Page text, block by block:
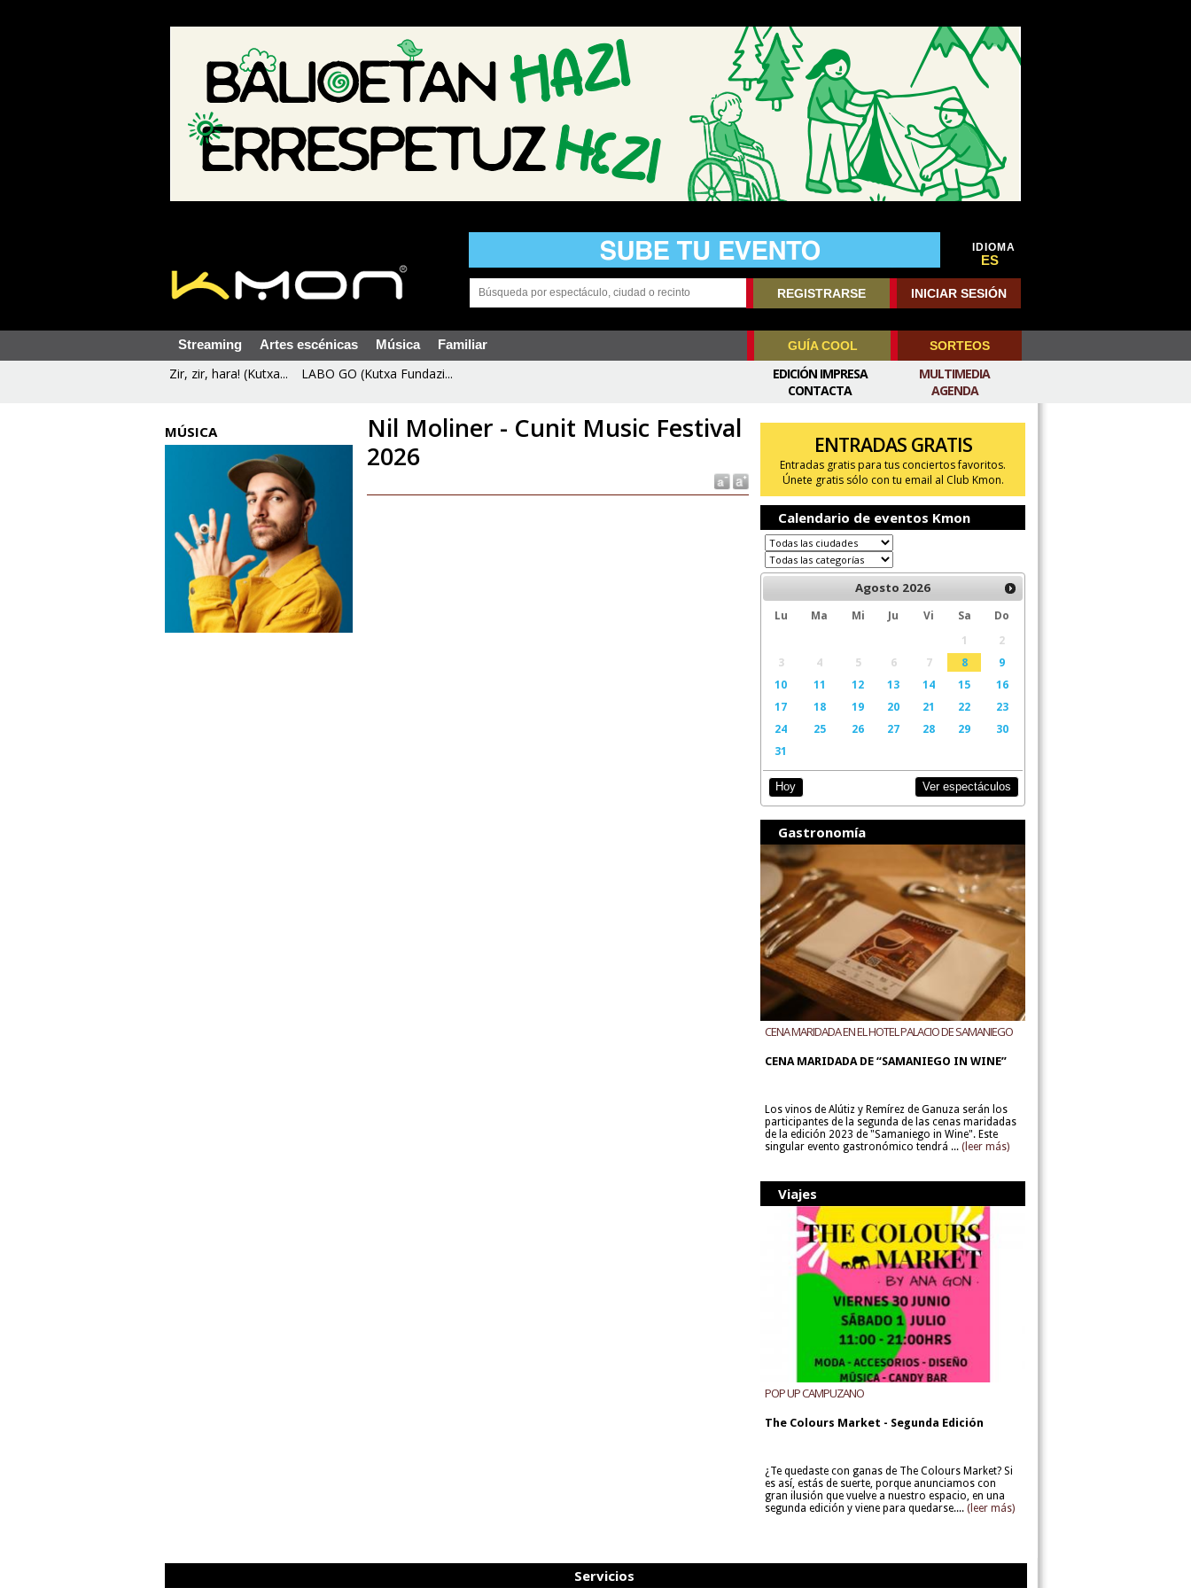
IDIOMA
ES
REGISTRARSE INICIAR SESIÓN
Streaming Artes escénicas Música Familiar GUÍA COOL SORTEOS
Zir, zir, hara! (Kutxa... LABO GO (Kutxa Fundazi...
MULTIMEDIA
AGENDA
EDICIÓN IMPRESA
CONTACTA
MÚSICA
Nil Moliner - Cunit Music Festival
2026
ENTRADAS GRATIS
Entradas gratis para tus conciertos favoritos.
Únete gratis sólo con tu email al Club Kmon.
Calendario de eventos Kmon
Agosto 2026
Lu Ma Mi Ju Vi Sa
Do
1
2
3
4 5 6 7 8
9
10
11 12 13 14 15
16
17
18 19 20 21 22
23
24
25 26 27 28 29
30
31
Hoy Ver espectáculos
Gastronomía
CENA MARIDADA EN EL HOTEL PALACIO DE SAMANIEGO
CENA MARIDADA DE “SAMANIEGO IN WINE”
Los vinos de Alútiz y Remírez de Ganuza serán los
participantes de la segunda de las cenas maridadas
de la edición 2023 de "Samaniego in Wine". Este
singular evento gastronómico tendrá ... (leer más)
Viajes
POP UP CAMPUZANO
The Colours Market - Segunda Edición
¿Te quedaste con ganas de The Colours Market? Si
es así, estás de suerte, porque anunciamos con
gran ilusión que vuelve a nuestro espacio, en una
segunda edición y viene para quedarse.... (leer más)
Servicios